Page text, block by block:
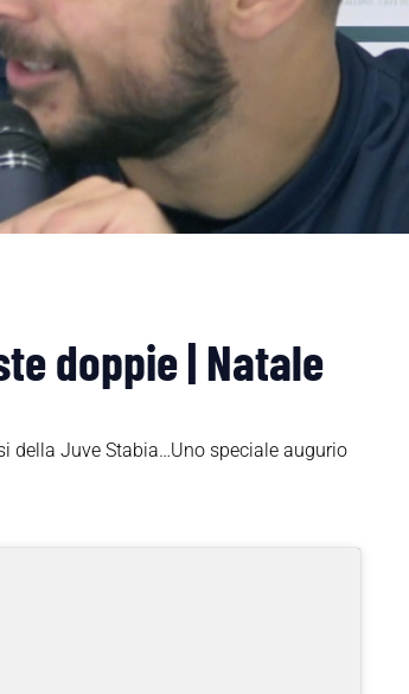
doppie | Natale
della Juve Stabia…Uno speciale augurio